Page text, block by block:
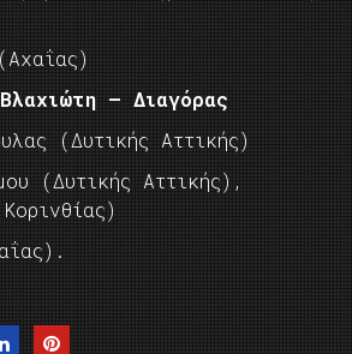
– Διαγόρας
(Δυτικής Αττικής)
(Δυτικής Αττικής),